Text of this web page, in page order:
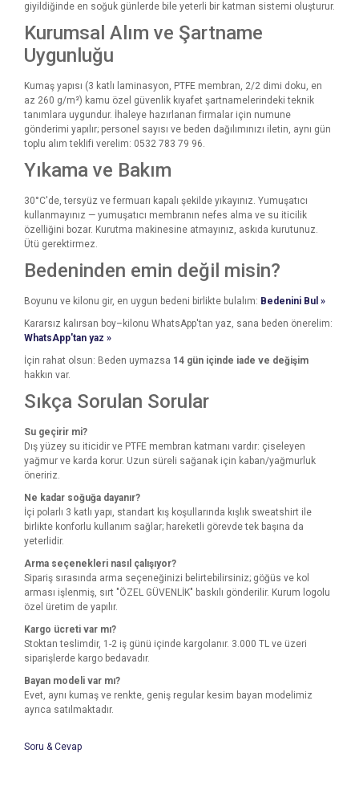
giyildiğinde en soğuk günlerde bile yeterli bir katman sistemi oluşturur.
Kurumsal Alım ve Şartname
Uygunluğu
Kumaş yapısı (3 katlı laminasyon, PTFE membran, 2/2 dimi doku, en
az 260 g/m²) kamu özel güvenlik kıyafet şartnamelerindeki teknik
tanımlara uygundur. İhaleye hazırlanan firmalar için numune
gönderimi yapılır; personel sayısı ve beden dağılımınızı iletin, aynı gün
toplu alım teklifi verelim: 0532 783 79 96.
Yıkama ve Bakım
30°C'de, tersyüz ve fermuarı kapalı şekilde yıkayınız. Yumuşatıcı
kullanmayınız — yumuşatıcı membranın nefes alma ve su iticilik
özelliğini bozar. Kurutma makinesine atmayınız, askıda kurutunuz.
Ütü gerektirmez.
Bedeninden emin değil misin?
Boyunu ve kilonu gir, en uygun bedeni birlikte bulalım: Bedenini Bul »
Kararsız kalırsan boy–kilonu WhatsApp'tan yaz, sana beden önerelim:
WhatsApp'tan yaz »
İçin rahat olsun: Beden uymazsa 14 gün içinde iade ve değişim
hakkın var.
Sıkça Sorulan Sorular
Su geçirir mi?
Dış yüzey su iticidir ve PTFE membran katmanı vardır: çiseleyen
yağmur ve karda korur. Uzun süreli sağanak için kaban/yağmurluk
öneririz.
Ne kadar soğuğa dayanır?
İçi polarlı 3 katlı yapı, standart kış koşullarında kışlık sweatshirt ile
birlikte konforlu kullanım sağlar; hareketli görevde tek başına da
yeterlidir.
Arma seçenekleri nasıl çalışıyor?
Sipariş sırasında arma seçeneğinizi belirtebilirsiniz; göğüs ve kol
arması işlenmiş, sırt "ÖZEL GÜVENLİK" baskılı gönderilir. Kurum logolu
özel üretim de yapılır.
Kargo ücreti var mı?
Stoktan teslimdir, 1-2 iş günü içinde kargolanır. 3.000 TL ve üzeri
siparişlerde kargo bedavadır.
Bayan modeli var mı?
Evet, aynı kumaş ve renkte, geniş regular kesim bayan modelimiz
ayrıca satılmaktadır.
Soru & Cevap